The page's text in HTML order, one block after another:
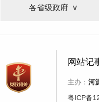
各省级政府
网站记
主办： 河
粤ICP备